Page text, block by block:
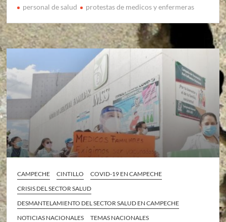
personal de salud
protestas de medicos y enfermeras
CAMPECHE CINTILLO
COVID-19 EN CAMPECHE
CRISIS DEL SECTOR SALUD
DESMANTELAMIENTO DEL SECTOR SALUD EN CAMPECHE
NOTICIAS NACIONALES
TEMAS NACIONALES